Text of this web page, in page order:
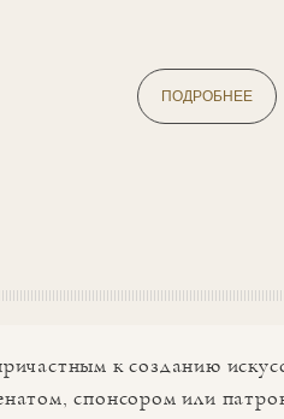
ПОДРОБНЕЕ
к созданию
спонсором или